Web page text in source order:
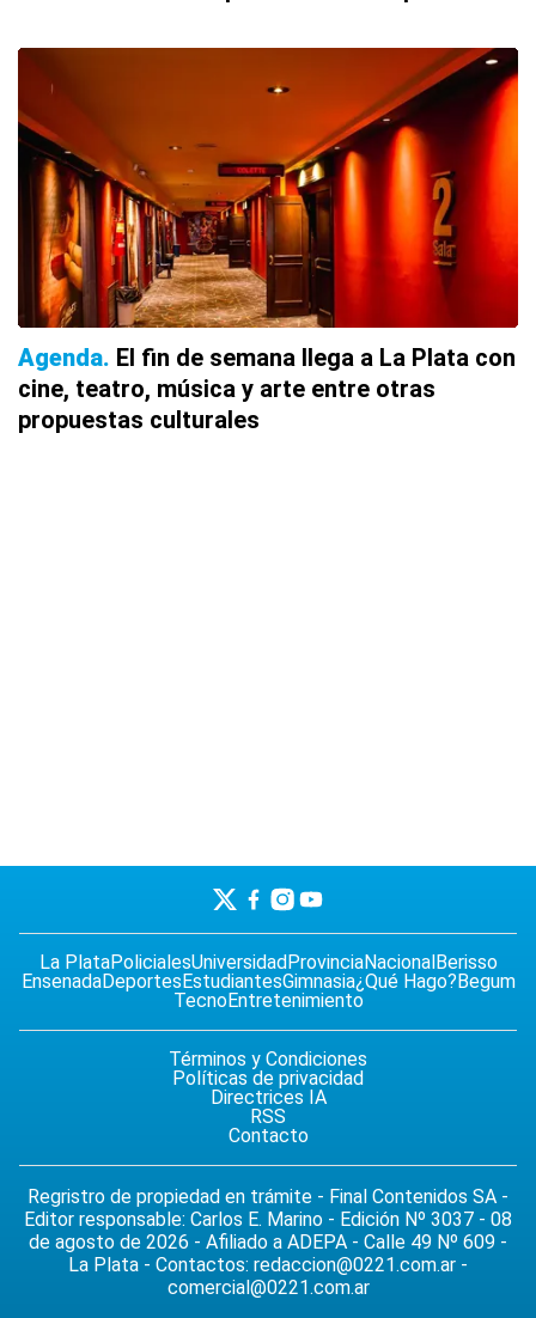
Agenda El fin de semana llega a La Plata con
cine, teatro, música y arte entre otras
propuestas culturales
La PlataPolicialesUniversidadProvinciaNacionalBerisso
EnsenadaDeportesEstudiantesGimnasia¿Qué Hago?Begum
TecnoEntretenimiento
Términos y Condiciones
Políticas de privacidad
Directrices IA
RSS
Contacto
Regristro de propiedad en trámite - Final Contenidos SA -
Editor responsable: Carlos E. Marino - Edición Nº 3037 - 08
de agosto de 2026 - Afiliado a ADEPA - Calle 49 Nº 609 -
La Plata - Contactos: redaccion@0221.com.ar -
comercial@0221.com.ar